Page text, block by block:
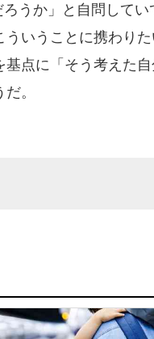
うか」と自問してい
いうことに携わり
点に「そう考えた
。